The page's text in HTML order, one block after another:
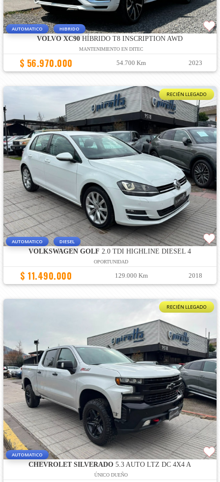
AUTOMATICO HIBRIDO
VOLVO XC90 HÍBRIDO T8 INSCRIPTION AWD
MANTENIMIENTO EN DITEC
$ 56.970.000 54.700 Km 2023
RECIÉN LLEGADO
AUTOMATICO DIESEL
VOLKSWAGEN GOLF 2.0 TDI HIGHLINE DIESEL 4
OPORTUNIDAD
$ 11.490.000 129.000 Km 2018
RECIÉN LLEGADO
AUTOMATICO
CHEVROLET SILVERADO 5.3 AUTO LTZ DC 4X4 A
ÚNICO DUEÑO